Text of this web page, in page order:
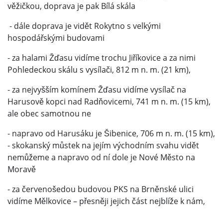
věžičkou, doprava je pak Bílá skála
- dále doprava je vidět Rokytno s velkými
hospodářskými budovami
- za halami Žďasu vidíme trochu Jiříkovice a za nimi
Pohledeckou skálu s vysílači, 812 m n. m. (21 km),
- za nejvyšším komínem Žďasu vidíme vysílač na
Harusově kopci nad Radňovicemi, 741 m n. m. (15 km),
ale obec samotnou ne
- napravo od Harusáku je Šibenice, 706 m n. m. (15 km),
- skokanský můstek na jejím východním svahu vidět
nemůžeme a napravo od ní dole je Nové Město na
Moravě
- za červenošedou budovou PKS na Brněnské ulici
vidíme Mělkovice – přesněji jejich část nejblíže k nám,